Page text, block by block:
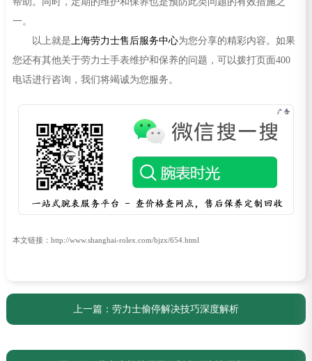
一。
以上就是上海劳力士售后服务中心为您分享的精彩内容。如果
您还有其他关于劳力士手表维护和保养的问题，可以拨打页面400
电话进行咨询，我们将竭诚为您服务。
本文链接：http://www.shanghai-rolex.com/bjzx/654.html
上一篇： 劳力士偷停解决技巧深度解析